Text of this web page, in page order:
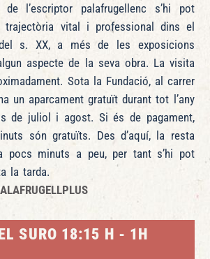
l’escriptor palafrugellenc s’hi pot
trajectòria vital i professional dins el
s. XX, a més de les exposicions
aspecte de la seva obra. La visita
Sota la Fundació, al carrer
un aparcament gratuït durant tot l’any
de juliol i agost. Si és de pagament,
són gratuïts. Des d’aquí, la resta
pocs minuts a peu, per tant s’hi pot
la tarda.
SURO 18:15 H - 1H